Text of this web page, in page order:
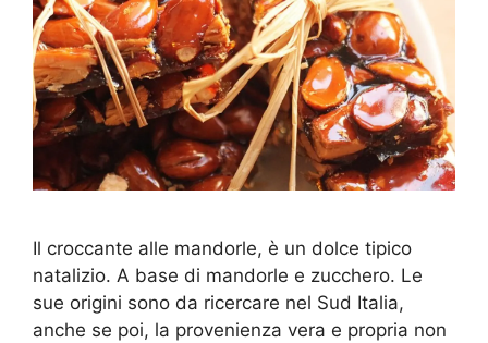
Il croccante alle mandorle, è un dolce tipico
natalizio. A base di mandorle e zucchero. Le
sue origini sono da ricercare nel Sud Italia,
anche se poi, la provenienza vera e propria non